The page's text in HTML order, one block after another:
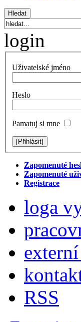
login
Uživatelské jméno
Heslo
Pamatuj si mne
Zapomenuté
Zapomenuté
Registrace
loga
RSS